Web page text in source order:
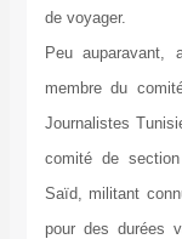
de voyager.
Peu auparavant,
membre du
Journalistes
comité de
Saïd, militant
pour des durées